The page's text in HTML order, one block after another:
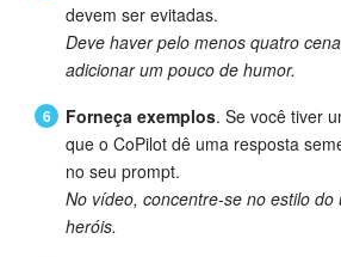
Loja On-line
Empresa
Assinatura eletrônica para RH
devem ser evitadas.
Deve haver pelo menos quatro
adicionar um pouco de humor.
Forneça exemplos. Se você tiver
que o CoPilot dê uma resposta
no seu prompt.
No vídeo, concentre-se no estilo do
heróis.